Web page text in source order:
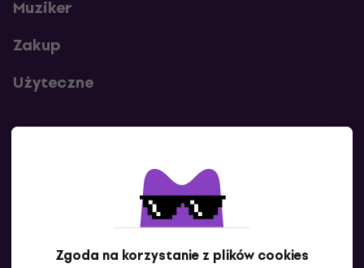
Zgoda na korzystanie z plików cookies
Muziker
Zakup
Użyteczne
Skontaktuj się z nami